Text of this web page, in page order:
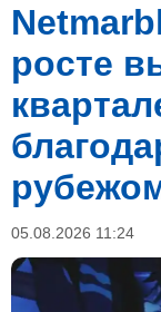
росте
05.08.2026 11:24